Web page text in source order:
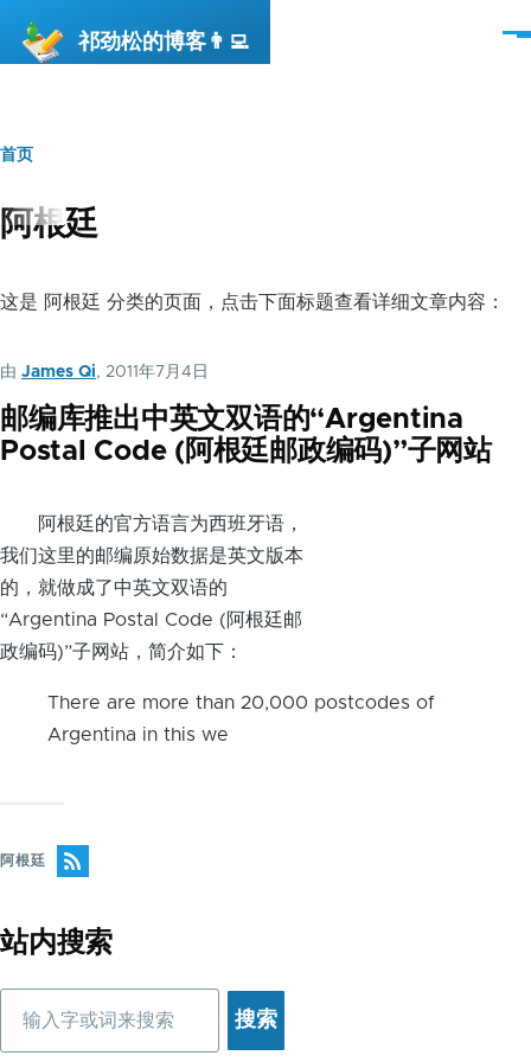
祁劲松的博客👨‍💻
菜
面
包
屑
首页
阿根廷
这是 阿根廷 分类的页面，点击下面标题查看详细文章内容：
由 James Qi, 2011年7月4日
邮编库推出中英文双语的“Argentina
Postal Code (阿根廷邮政编码)”子网站
阿根廷的官方语言为西班牙语，
我们这里的邮编原始数据是英文版本
的，就做成了中英文双语的
“Argentina Postal Code (阿根廷邮
政编码)”子网站，简介如下：
There are more than 20,000 postcodes of
Argentina in this we
阿根廷
站内搜索